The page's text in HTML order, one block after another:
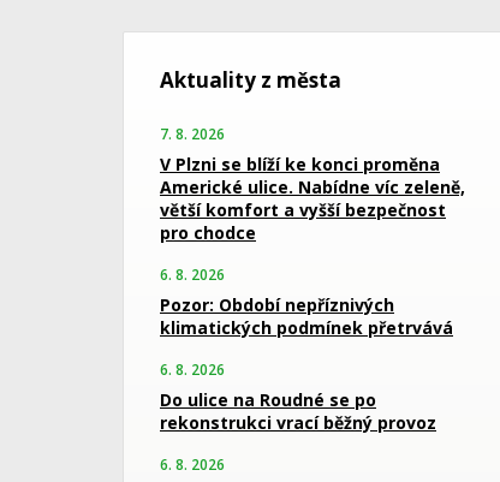
Aktuality z města
7. 8. 2026
V Plzni se blíží ke konci proměna
Americké ulice. Nabídne víc zeleně,
větší komfort a vyšší bezpečnost
pro chodce
6. 8. 2026
Pozor: Období nepříznivých
klimatických podmínek přetrvává
6. 8. 2026
Do ulice na Roudné se po
rekonstrukci vrací běžný provoz
6. 8. 2026